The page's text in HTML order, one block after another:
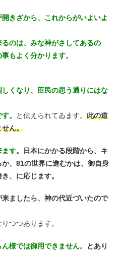
きざから、これからがいよいよ
のは、みな神がさしてあるの
もよく分かります。
くなり、臣民の思う通りにはな
。
と伝えられてゐます。 此の道
せん。
す。
日本にかかる段階から、キ
、81の世界に進むかは、御自身
、に応じます。
ましたら、神の代近づいたので
つつあります。
様では御用できません。
とあり